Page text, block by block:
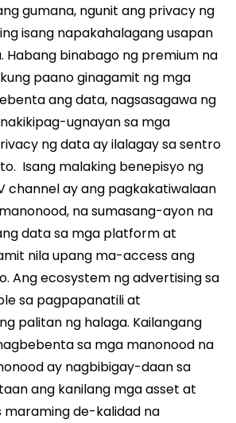
gumana, ngunit ang privacy ng
isang napakahalagang usapan
Habang binabago ng premium na
paano ginagamit ng mga
ang data, nagsasagawa ng
ugnayan sa mga
ng data ay ilalagay sa sentro
Isang malaking benepisyo ng
channel ay ang pagkakatiwalaan
na sumasang-ayon na
data sa mga platform at
nila upang ma-access ang
Ang ecosystem ng advertising sa
sa pagpapanatili at
palitan ng halaga. Kailangang
sa mga manonood na
ay nagbibigay-daan sa
ang kanilang mga asset at
de-kalidad na